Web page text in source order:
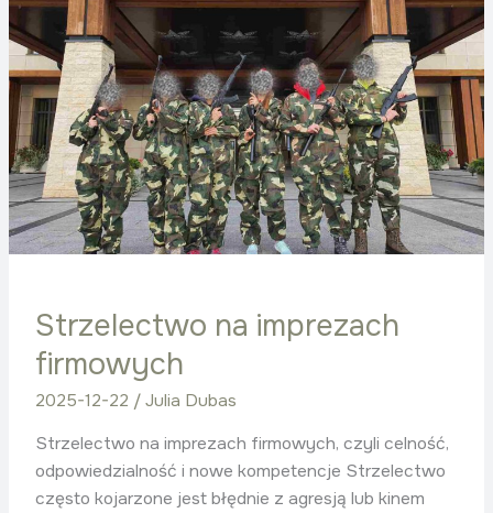
Strzelectwo na imprezach
firmowych
2025-12-22 / Julia Dubas
Strzelectwo na imprezach firmowych, czyli celność,
odpowiedzialność i nowe kompetencje Strzelectwo
często kojarzone jest błędnie z agresją lub kinem
imprezach
firmowych